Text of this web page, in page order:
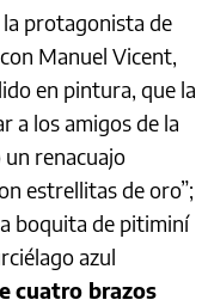
la protagonista de
Manuel Vicent,
en pintura, que la
a los amigos de la
un renacuajo
estrellitas de oro”;
boquita de pitiminí
azul
cuatro brazos